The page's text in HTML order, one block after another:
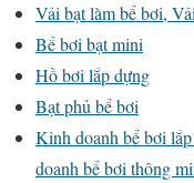
Vải bạt làm bể bơi,
Bể bơi bạt mini
Hồ bơi lắp dựng
Bạt phủ bể bơi
Kinh doanh bể bơi
doanh bể bơi thông